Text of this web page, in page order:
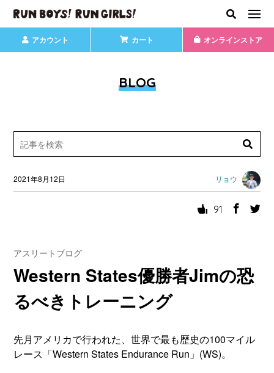
アカウント カート オンラインストア
BLOG
2021年8月12日 リョウ
91
アスリートブログ
Western States優勝者Jimの恐
るべきトレーニング
先月アメリカで行われた、世界で最も歴史の100マイル
レース「Western States Endurance Run」(WS)。